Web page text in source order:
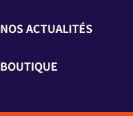
NOS ACTUALITÉS
BOUTIQUE